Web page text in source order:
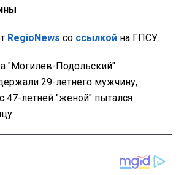
RegioNews со ссылкой на ГПСУ.
"Могилев-Подольский"
29-летнего мужчину,
47-летней "женой" пытался